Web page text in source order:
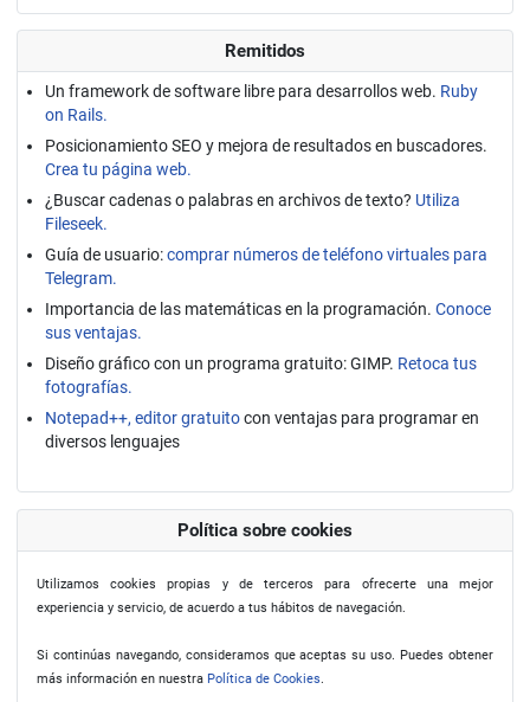
Remitidos
Un framework de software libre para desarrollos web. Ruby
on Rails.
Posicionamiento SEO y mejora de resultados en buscadores.
Crea tu página web.
¿Buscar cadenas o palabras en archivos de texto? Utiliza
Fileseek.
Guía de usuario:comprar números de teléfono virtuales para
Telegram.
Importancia de las matemáticas en la programación. Conoce
sus ventajas.
Diseño gráfico con un programa gratuito: GIMP. Retoca tus
fotografías.
Notepad++, editor gratuitocon ventajas para programar en
diversos lenguajes
Política sobre cookies
Utilizamos cookies propias y de terceros para ofrecerte una mejor
experiencia y servicio, de acuerdo a tus hábitos de navegación.
Si continúas navegando, consideramos que aceptas su uso. Puedes obtener
más información en nuestra Política de Cookies.